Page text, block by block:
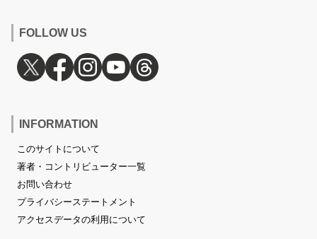
FOLLOW US
INFORMATION
このサイトについて
著者・コントリビューター一覧
お問い合わせ
プライバシーステートメント
アクセスデータの利用について